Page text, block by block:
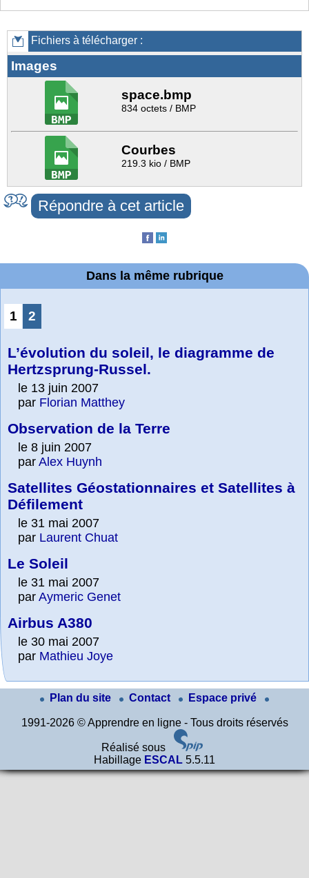
Fichiers à télécharger :
Images
space.bmp
834 octets / BMP
Courbes
219.3 kio / BMP
Répondre à cet article
Dans la même rubrique
1 2
L’évolution du soleil, le diagramme de
Hertzsprung-Russel.
le 13 juin 2007
par Florian Matthey
Observation de la Terre
le 8 juin 2007
par Alex Huynh
Satellites Géostationnaires et Satellites à
Défilement
le 31 mai 2007
par Laurent Chuat
Le Soleil
le 31 mai 2007
par Aymeric Genet
Airbus A380
le 30 mai 2007
par Mathieu Joye
Plan du site Contact Espace privé
1991-2026 © Apprendre en ligne - Tous droits réservés
Réalisé sous
Habillage ESCAL 5.5.11